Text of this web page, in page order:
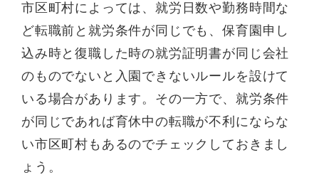
市区町村によっては、就労日数や勤務時間な
ど転職前と就労条件が同じでも、保育園申し
込み時と復職した時の就労証明書が同じ会社
のものでないと入園できないルールを設けて
いる場合があります。その一方で、就労条件
が同じであれば育休中の転職が不利にならな
い市区町村もあるのでチェックしておきまし
ょう。